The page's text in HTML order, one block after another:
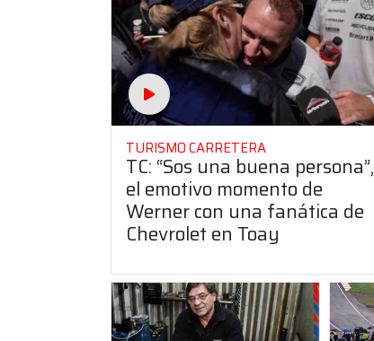
TURISMO CARRETERA
TC: “Sos una buena persona”,
el emotivo momento de
Werner con una fanática de
Chevrolet en Toay